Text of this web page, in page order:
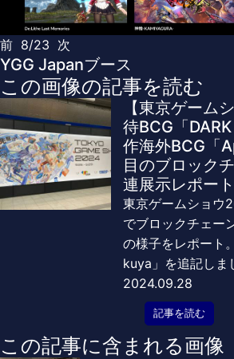
前 8/23 次
YGG Japanブース
この画像の記事を読む
【東京ゲーム
待BCG「
作海外BCG「
目のブロック
連展示レポート
東京ゲームショウ
でブロックチェー
の様子をレポー
kuya」を追記しま
2024.09.28
記事を読む
この記事に含まれる画像